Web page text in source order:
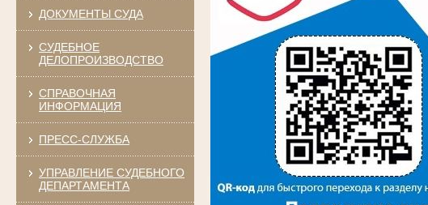
ДОКУМЕНТЫ СУДА
СУДЕБНОЕ
ДЕЛОПРОИЗВОДСТВО
СПРАВОЧНАЯ
ИНФОРМАЦИЯ
ПРЕСС-СЛУЖБА
УПРАВЛЕНИЕ СУДЕБНОГО
ДЕПАРТАМЕНТА